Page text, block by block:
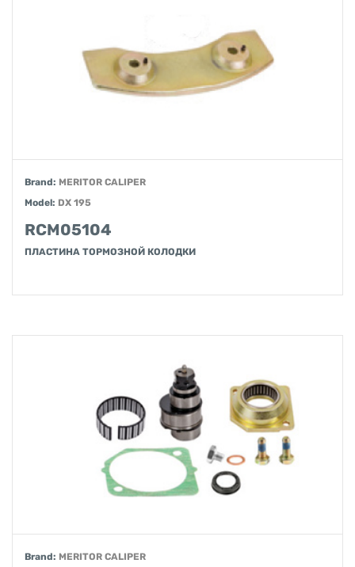
Brand: MERITOR CALIPER
Model: DX 195
RCM05104
ПЛАСТИНА ТОРМОЗНОЙ КОЛОДКИ
Brand: MERITOR CALIPER